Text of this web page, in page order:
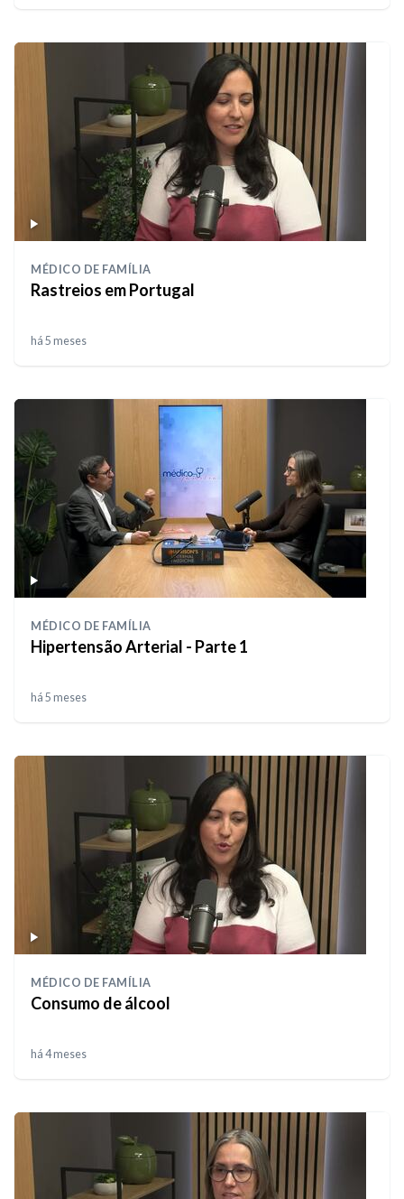
MÉDICO DE FAMÍLIA
Rastreios em Portugal
há 5 meses
MÉDICO DE FAMÍLIA
Hipertensão Arterial - Parte 1
há 5 meses
MÉDICO DE FAMÍLIA
Consumo de álcool
há 4 meses